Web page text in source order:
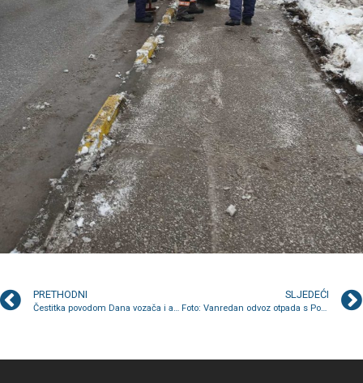
PRETHODNI
Čestitka povodom Dana vozača i automehaničara
SLJEDEĆI
Foto: Vanredan odvoz otpada s Ponijera